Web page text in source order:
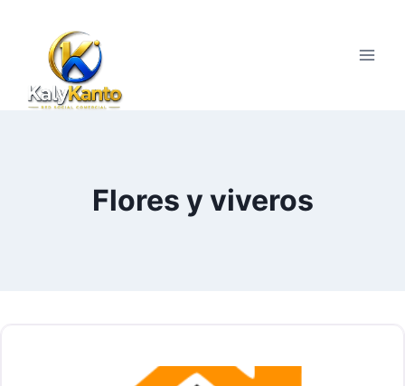
contenido
Flores y viveros